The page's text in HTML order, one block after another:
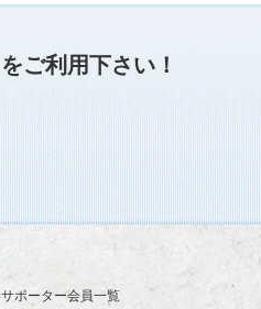
がされませんので、ご了
承のほど、よろしくお願
伴う情報更新停止のお知
らせ(04/26～04/29、05/0
ユーザー各位
をご利用下さい！
サポーター会員一覧